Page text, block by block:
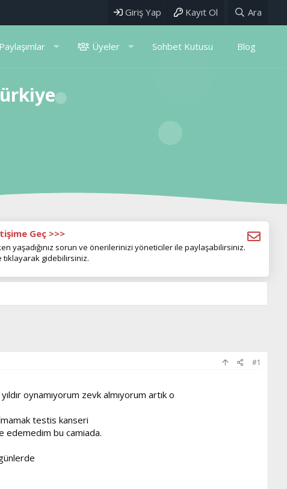
Giriş Yap Kayıt Ol Ara
Üyeler Sohbet Kutusu Blog
Geç >>>
yaşadığınız sorun ve önerilerinizi yöneticiler ile paylaşabilirsiniz.
tıklayarak gidebilirsiniz.
#1
oynamıyorum zevk almıyorum artık o
testis kanseri
edemedim bu camiada.